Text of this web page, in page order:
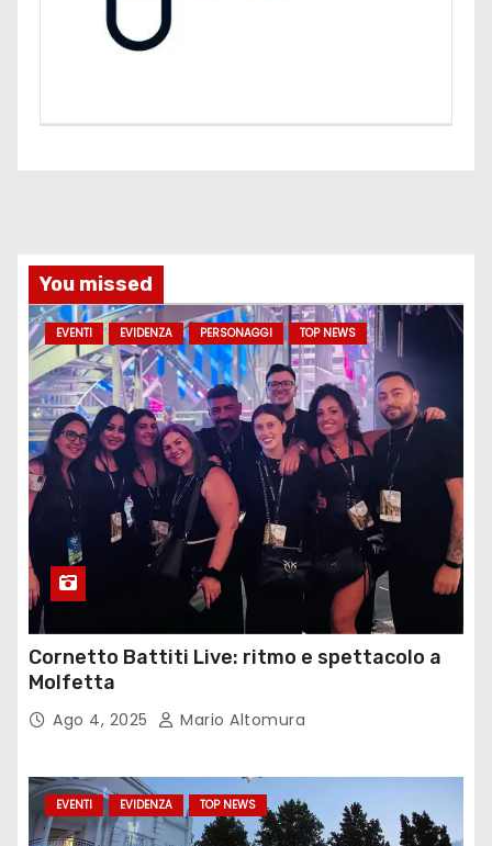
You missed
EVENTI EVIDENZA PERSONAGGI TOP NEWS
Cornetto Battiti Live: ritmo e spettacolo a
Molfetta
Ago 4, 2025 Mario Altomura
EVENTI EVIDENZA TOP NEWS